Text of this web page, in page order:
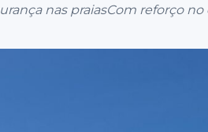
nas praiasCom reforço